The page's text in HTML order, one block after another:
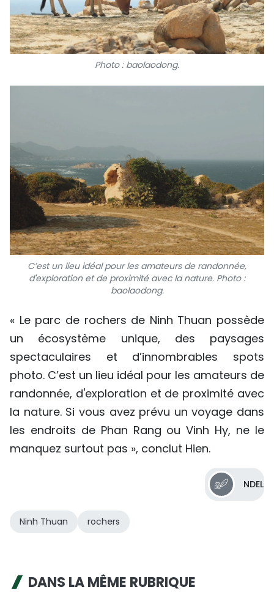
Photo : baolaodong.
C’est un lieu idéal pour les amateurs de randonnée,
d'exploration et de proximité avec la nature. Photo :
baolaodong.
« Le parc de rochers de Ninh Thuan possède
un écosystème unique, des paysages
spectaculaires et d’innombrables spots
photo. C’est un lieu idéal pour les amateurs de
randonnée, d'exploration et de proximité avec
la nature. Si vous avez prévu un voyage dans
les endroits de Phan Rang ou Vinh Hy, ne le
manquez surtout pas », conclut Hien.
NDEL
Ninh Thuan rochers
DANS LA MÊME RUBRIQUE